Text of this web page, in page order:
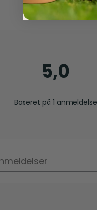
5,0
Baseret på 1 anmeldelse